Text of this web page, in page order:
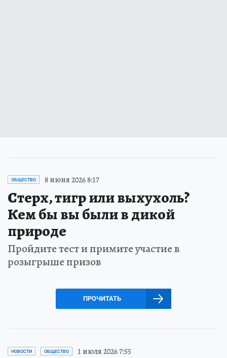
ОБЩЕСТВО 8 июня 2026 8:17
Стерх, тигр или выхухоль?
Кем бы вы были в дикой
природе
Пройдите тест и примите участие в
розыгрыше призов
ПРОЧИТАТЬ
НОВОСТИ ОБЩЕСТВО 1 июля 2026 7:55